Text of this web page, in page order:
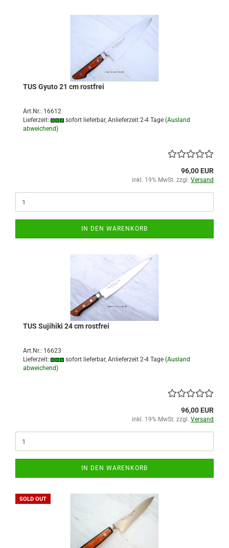
TUS Gyuto 21 cm rostfrei
Art.Nr.: 16612
Lieferzeit:
sofort lieferbar, Anlieferzeit 2-4 Tage (Ausland
abweichend)
96,00 EUR
inkl. 19% MwSt. zzgl. Versand
IN DEN WARENKORB
TUS Sujihiki 24 cm rostfrei
Art.Nr.: 16623
Lieferzeit:
sofort lieferbar, Anlieferzeit 2-4 Tage (Ausland
abweichend)
96,00 EUR
inkl. 19% MwSt. zzgl. Versand
IN DEN WARENKORB
SOLD OUT